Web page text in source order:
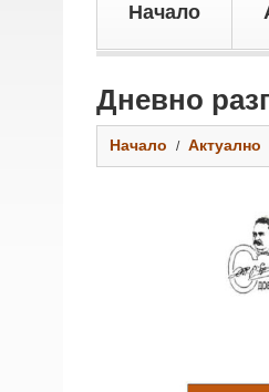
Начало
Дневно
Начало Актуално